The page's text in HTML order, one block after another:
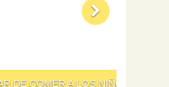
COMER A LOS NIÑOS